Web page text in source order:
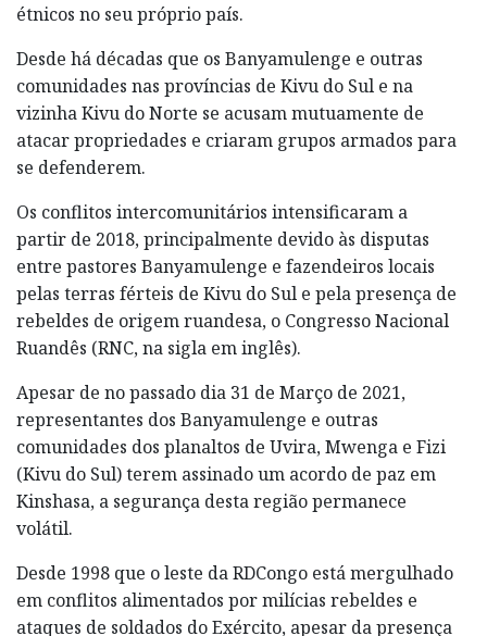
étnicos no seu próprio país.
Desde há décadas que os Banyamulenge e outras
comunidades nas províncias de Kivu do Sul e na
vizinha Kivu do Norte se acusam mutuamente de
atacar propriedades e criaram grupos armados para
se defenderem.
Os conflitos intercomunitários intensificaram a
partir de 2018, principalmente devido às disputas
entre pastores Banyamulenge e fazendeiros locais
pelas terras férteis de Kivu do Sul e pela presença de
rebeldes de origem ruandesa, o Congresso Nacional
Ruandês (RNC, na sigla em inglês).
Apesar de no passado dia 31 de Março de 2021,
representantes dos Banyamulenge e outras
comunidades dos planaltos de Uvira, Mwenga e Fizi
(Kivu do Sul) terem assinado um acordo de paz em
Kinshasa, a segurança desta região permanece
volátil.
Desde 1998 que o leste da RDCongo está mergulhado
em conflitos alimentados por milícias rebeldes e
ataques de soldados do Exército, apesar da presença